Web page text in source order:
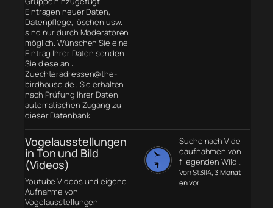
Eintragen neuer Daten,
Datenpflege, löschen usw.
sind nur durch Moderatoren
möglich. Wünschen Sie eine
Eintrag Ihrer Daten senden
Sie diese an :
Zuechteradressen@the-
birdhouse.de , Sie erhalten
nach Prüfung Ihrer Daten
automatischen Zugang zu
dieser Datenbank.
Vogelausstellungen
in Ton und Bild
(Videos)
Youtube Videos und eigene
Aufnahme von
Vogelausstellungen
Suche nach Vide
oaufnahmen von
fliegenden Wild…
Von St3ll4, 3 Monat
en vor